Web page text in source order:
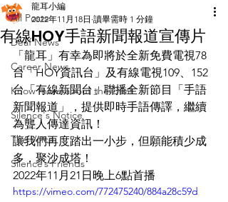
All Posts
Deaf News
Career News
Know more about the Deaf
Silence's Notice
The Voice
Silence’s Friends
有線HOY手語新聞報道宣傳片
龍耳小編
2022年11月18日 讀畢需時 1 分鐘
「龍耳」有幸為即將於全新免費電視78
台「HOY資訊台」及有線電視109、152
台「有線新聞台」聯播全新節目「手語
新聞報道」，提供即時手語傳譯，繼續
為聾人傳達資訊！
讓我們再度踏出一小步，但願能積少成
多，聚沙成塔！
2022年11月21日晚上6點首播
https://vimeo.com/772475240/884a28c59d